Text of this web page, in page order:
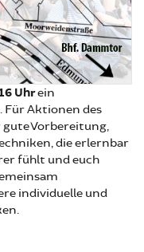
Uhrein
Aktionen des
Vorbereitung,
die erlernbar
fühlt und euch
individuelle und